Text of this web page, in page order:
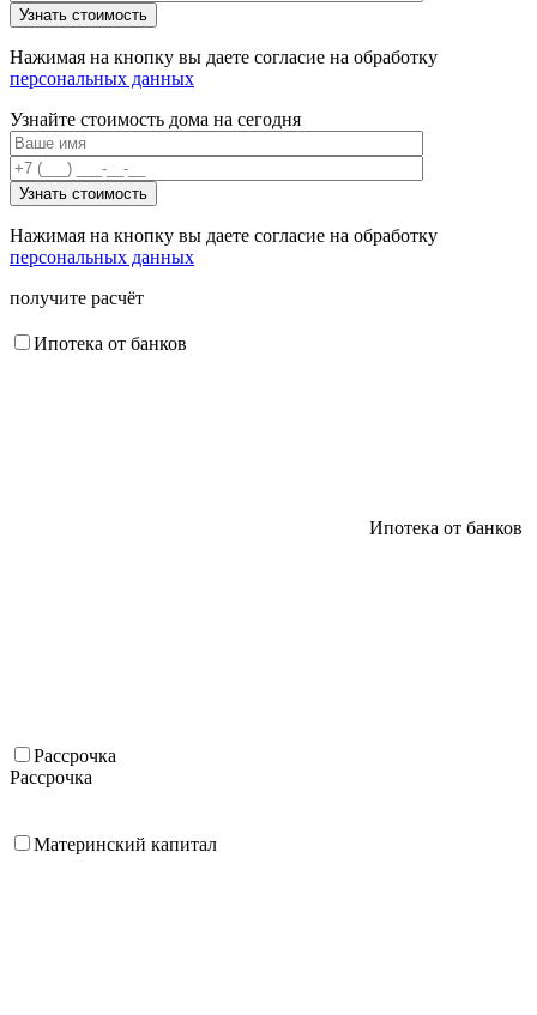
Нажимая на кнопку вы даете согласие на обработку
персональных данных
Узнайте стоимость дома на сегодня
Нажимая на кнопку вы даете согласие на обработку
персональных данных
получите расчёт
Ипотека от банков
Ипотека от банков
Рассрочка
Рассрочка
Материнский капитал